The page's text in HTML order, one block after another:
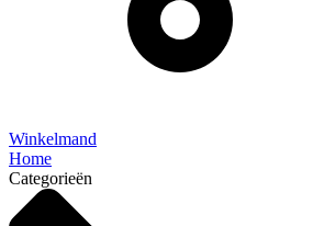
Winkelmand
Home
Categorieën